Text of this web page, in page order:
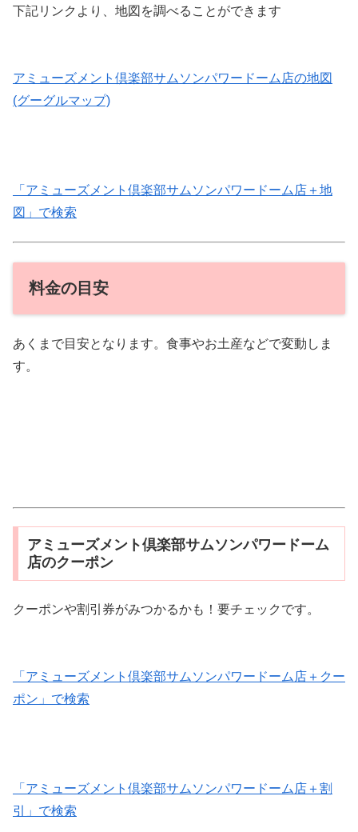
下記リンクより、地図を調べることができます
アミューズメント倶楽部サムソンパワードーム店の地図
(グーグルマップ)
「アミューズメント倶楽部サムソンパワードーム店＋地
図」で検索
料金の目安
あくまで目安となります。食事やお土産などで変動しま
す。
アミューズメント倶楽部サムソンパワードーム
店のクーポン
クーポンや割引券がみつかるかも！要チェックです。
「アミューズメント倶楽部サムソンパワードーム店＋クー
ポン」で検索
「アミューズメント倶楽部サムソンパワードーム店＋割
引」で検索